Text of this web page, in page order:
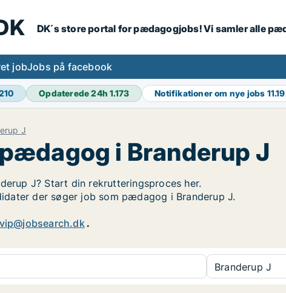
DK´s store portal for pædagogjobs! Vi samler alle
jobJobs på facebook
Opdaterede 24h1.173 Notifikationer om nye jobs
J
i Branderup J
J? Start din rekrutteringsproces her.
der søger job som pædagog i Branderup J.
vip@jobsearch.dk.
Branderup J